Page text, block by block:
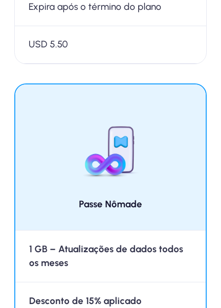
Expira após o término do plano
USD 5.50
Passe Nômade
1 GB – Atualizações de dados todos
os meses
Desconto de 15% aplicado